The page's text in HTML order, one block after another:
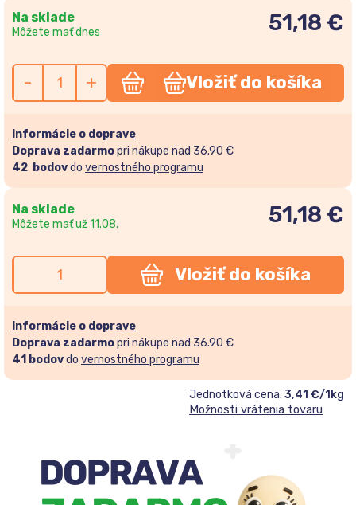
Na sklade
Môžete mať dnes 51,18 €
- + Vložiť do košíka
Informácie o doprave
Doprava zadarmopri nákupe nad 36.90 €
42 bodovdo vernostného programu
Na sklade
Môžete mať už 11.08. 51,18 €
Vložiť do košíka
Informácie o doprave
Doprava zadarmopri nákupe nad 36.90 €
41 bodovdo vernostného programu
Jednotková cena: 3,41 €/1kg
Možnosti vrátenia tovaru